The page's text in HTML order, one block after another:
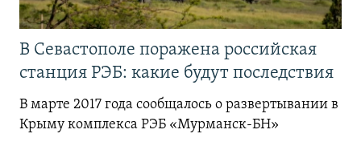
В Севастополе поражена российская
станция РЭБ: какие будут последствия
В марте 2017 года сообщалось о развертывании в
Крыму комплекса РЭБ «Мурманск-БН»